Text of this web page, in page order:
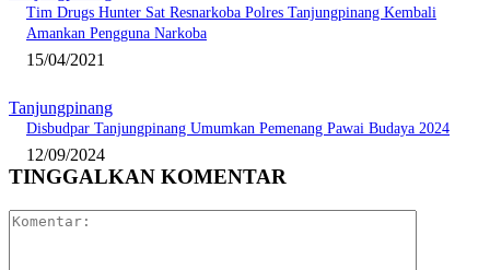
Tim Drugs Hunter Sat Resnarkoba Polres Tanjungpinang Kembali
Amankan Pengguna Narkoba
15/04/2021
Tanjungpinang
Disbudpar Tanjungpinang Umumkan Pemenang Pawai Budaya 2024
12/09/2024
TINGGALKAN KOMENTAR